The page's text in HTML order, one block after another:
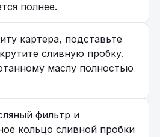
полнее.
картера, подставьте
сливную пробку.
маслу полностью
фильтр и
кольцо сливной пробки